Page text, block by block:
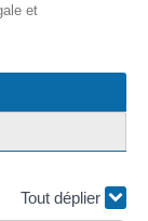
et
Tout déplier